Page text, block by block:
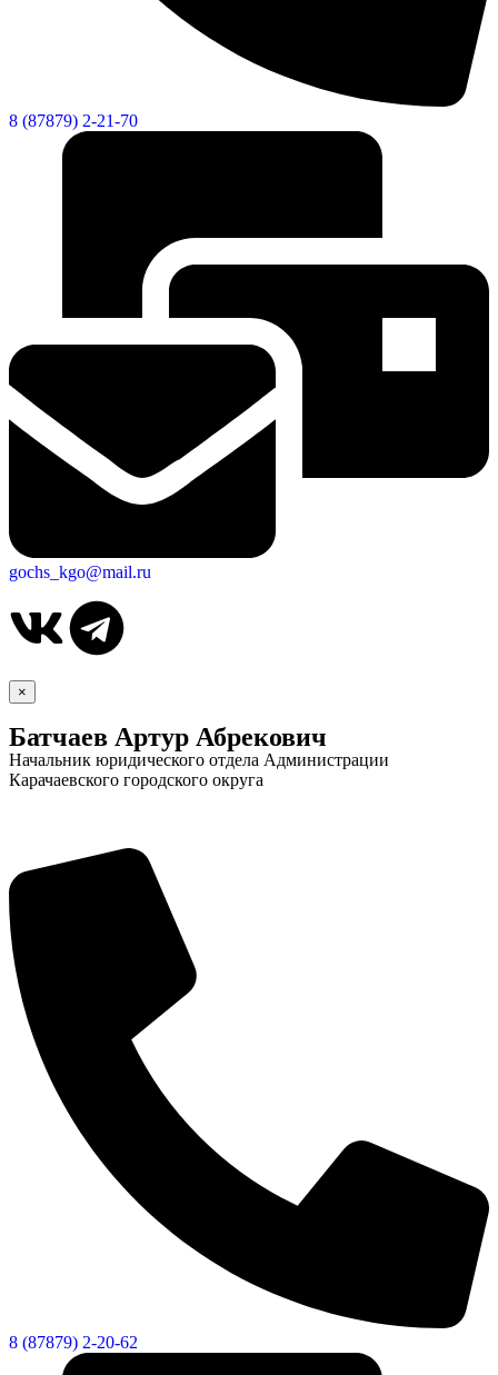
8 (87879) 2-21-70
gochs_kgo@mail.ru
×
Батчаев Артур Абрекович
Начальник юридического отдела Администрации
Карачаевского городского округа
8 (87879) 2-20-62